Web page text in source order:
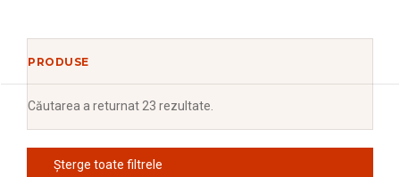
PRODUSE
Căutarea a returnat 23 rezultate.
Șterge toate filtrele